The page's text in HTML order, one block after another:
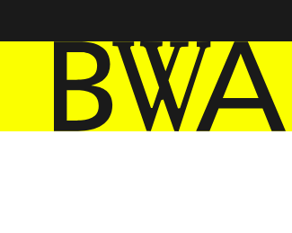
BWA Wrocław
Galerie Sztuki Współczesnej